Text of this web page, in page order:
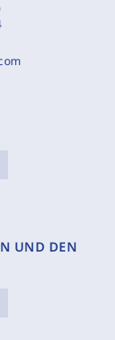
UND DEN